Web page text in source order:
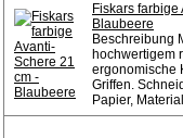
Fiskars
Blaubeere
Beschreibung
hochwertigem
ergonomische
Griffen.
Papier,